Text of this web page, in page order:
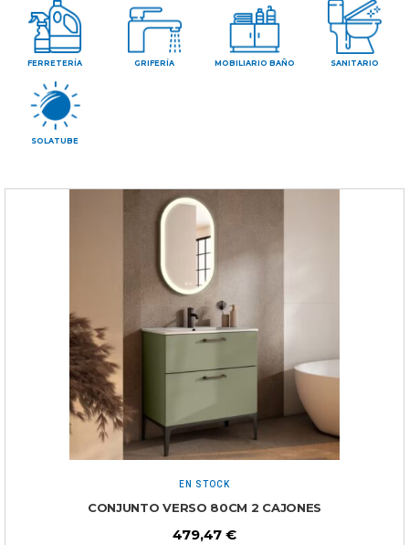
FERRETERÍA GRIFERÍA MOBILIARIO BAÑO SANITARIO
SOLATUBE
EN STOCK
CONJUNTO VERSO 80CM 2 CAJONES
479,47 €